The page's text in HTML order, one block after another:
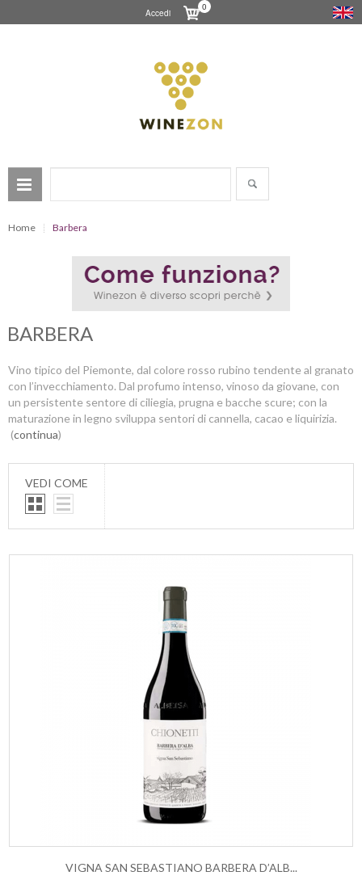
Accedi
0
Home Barbera
BARBERA
Vino tipico del Piemonte, dal colore rosso rubino tendente al granato
con l’invecchiamento. Dal profumo intenso, vinoso da giovane, con
un persistente sentore di ciliegia, prugna e bacche scure; con la
maturazione in legno sviluppa sentori di cannella, cacao e liquirizia.
(continua)
VEDI COME
VIGNA SAN SEBASTIANO BARBERA D’ALB...